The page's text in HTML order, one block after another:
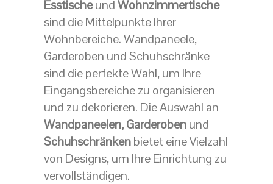
EsstischeundWohnzimmertische
sind die Mittelpunkte Ihrer
Wohnbereiche. Wandpaneele,
Garderoben und Schuhschränke
sind die perfekte Wahl, um Ihre
Eingangsbereiche zu organisieren
und zu dekorieren. Die Auswahl an
Wandpaneelen,Garderobenund
Schuhschränkenbietet eine Vielzahl
von Designs, um Ihre Einrichtung zu
vervollständigen.